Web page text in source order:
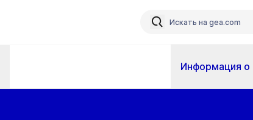
Информация о